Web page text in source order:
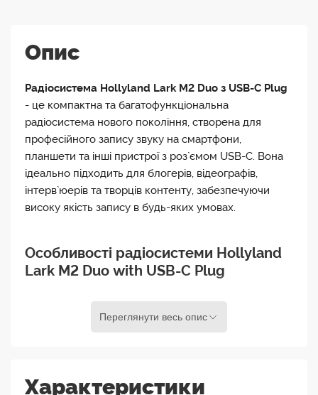
Опис
Радіосистема Hollyland Lark M2 Duo з USB-C Plug
- це компактна та багатофункціональна
радіосистема нового покоління, створена для
професійного запису звуку на смартфони,
планшети та інші пристрої з роз`ємом USB-C. Вона
ідеально підходить для блогерів, відеографів,
інтерв`юерів та творців контенту, забезпечуючи
високу якість запису в будь-яких умовах.
Особливості радіосистеми Hollyland
Lark M2 Duo with USB-C Plug
та чутливі мікрофони забезпечують кришталево
одночасно записувати двох учасників розмови, що
Переглянути весь опис
Характеристики